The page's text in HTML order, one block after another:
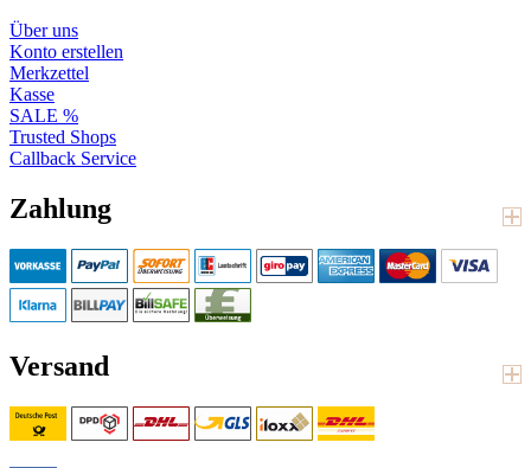
Über uns
Konto erstellen
Merkzettel
Kasse
SALE %
Trusted Shops
Callback Service
Zahlung
Versand